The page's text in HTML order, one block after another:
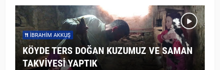
İBRAHIM AKKUŞ
KÖYDE TERS DOĞAN KUZUMUZ VE SAMAN
TAKVİYESİ YAPTIK